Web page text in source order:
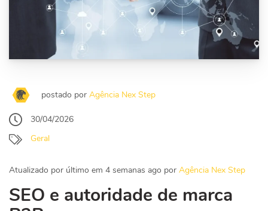
postado por Agência Nex Step
30/04/2026
Geral
Atualizado por último em 4 semanas ago por Agência Nex Step
SEO e autoridade de marca